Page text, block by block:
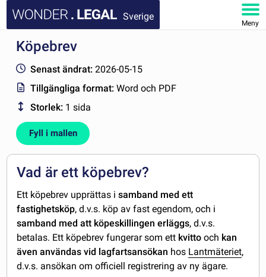
Sverige
Meny
STARTSIDA
DOKUMENT
FAQ
MITT KONTO
Köpebrev
Senast ändrat: 2026-05-15
Tillgängliga format:Word och PDF
Storlek: 1 sida
Fyll i mallen
Vad är ett köpebrev?
Ett köpebrev upprättas isamband med ett
fastighetsköp, d.v.s. köp av fast egendom, och i
samband med att köpeskillingen erläggs, d.v.s.
betalas. Ett köpebrev fungerar som ett kvitto och kan
även användas vid lagfartsansökan hos Lantmäteriet,
d.v.s. ansökan om officiell registrering av ny ägare.